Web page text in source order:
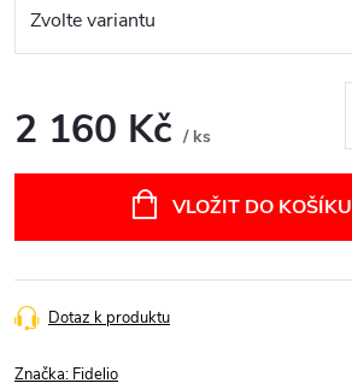
2 160 Kč / ks
VLOŽIT DO KOŠÍKU
Dotaz k produktu
Značka: Fidelio